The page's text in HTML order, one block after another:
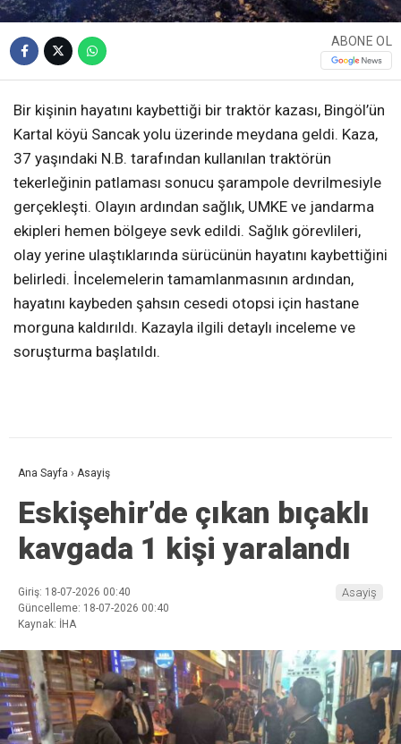
ABONE OL
Bir kişinin hayatını kaybettiği bir traktör kazası, Bingöl’ün
Kartal köyü Sancak yolu üzerinde meydana geldi. Kaza,
37 yaşındaki N.B. tarafından kullanılan traktörün
tekerleğinin patlaması sonucu şarampole devrilmesiyle
gerçekleşti. Olayın ardından sağlık, UMKE ve jandarma
ekipleri hemen bölgeye sevk edildi. Sağlık görevlileri,
olay yerine ulaştıklarında sürücünün hayatını kaybettiğini
belirledi. İncelemelerin tamamlanmasının ardından,
hayatını kaybeden şahsın cesedi otopsi için hastane
morguna kaldırıldı. Kazayla ilgili detaylı inceleme ve
soruşturma başlatıldı.
Ana Sayfa › Asayiş
Eskişehir’de çıkan bıçaklı
kavgada 1 kişi yaralandı
Giriş: 18-07-2026 00:40
Güncelleme: 18-07-2026 00:40
Kaynak: İHA
Asayiş